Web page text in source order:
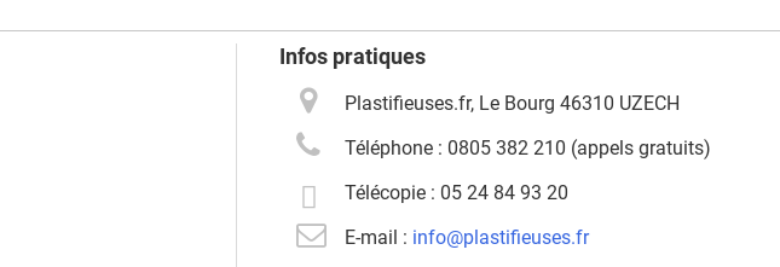
Infos pratiques
Plastifieuses.fr, Le Bourg 46310 UZECH
Téléphone : 0805 382 210 (appels gratuits)
Télécopie : 05 24 84 93 20
E-mail : info@plastifieuses.fr